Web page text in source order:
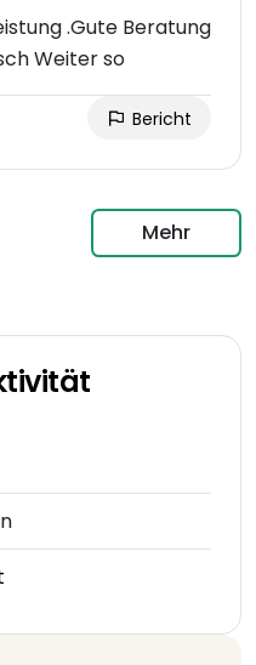
.Gute Beratung
Weiter so
Bericht
Mehr